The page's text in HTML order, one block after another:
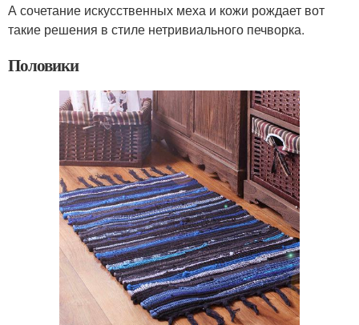
А сочетание искусственных меха и кожи рождает вот
такие решения в стиле нетривиального печворка.
Половики